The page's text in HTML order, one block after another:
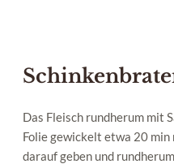
Das Fleisch rundherum mit
Folie gewickelt etwa 20 min
darauf geben und